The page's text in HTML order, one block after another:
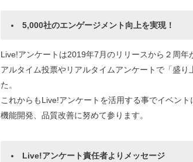
5,000社のエンゲージメント向上を実現！
Live!アンケートは2019年7月のリリースから２周
アルタイム投票やリアルタイムアンケートで「盛
た。
これからもLive!アンケートを活用する事でイベン
機能開発、品質改善に努めて参ります。
Live!アンケート責任者よりメッセージ